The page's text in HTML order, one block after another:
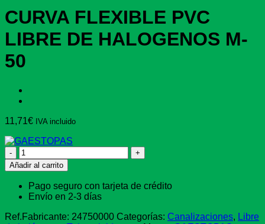
CURVA FLEXIBLE PVC
LIBRE DE HALOGENOS M-
50
11,71€ IVA incluido
CURVA
FLEXIBLE
PVC
LIBRE
DE
M-
Añadir al carrito
Pago seguro con tarjeta de crédito
Envío en 2-3 días
Ref.Fabricante: 24750000 Categorías: Canalizaciones, Libre